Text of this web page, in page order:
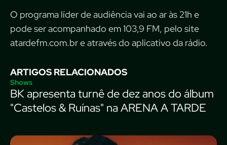
O programa líder de audiência vai ao ar às 21h e
pode ser acompanhado em 103,9 FM, pelo site
atardefm.com.br e através do aplicativo da rádio.
ARTIGOS RELACIONADOS
Shows
BK apresenta turnê de dez anos do álbum
"Castelos & Ruínas" na ARENA A TARDE